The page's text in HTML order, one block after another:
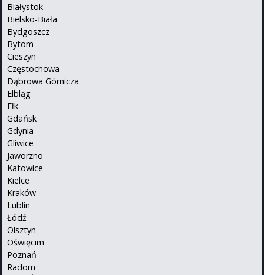
Białystok
Bielsko-Biała
Bydgoszcz
Bytom
Cieszyn
Częstochowa
Dąbrowa Górnicza
Elbląg
Ełk
Gdańsk
Gdynia
Gliwice
Jaworzno
Katowice
Kielce
Kraków
Lublin
Łódź
Olsztyn
Oświęcim
Poznań
Radom